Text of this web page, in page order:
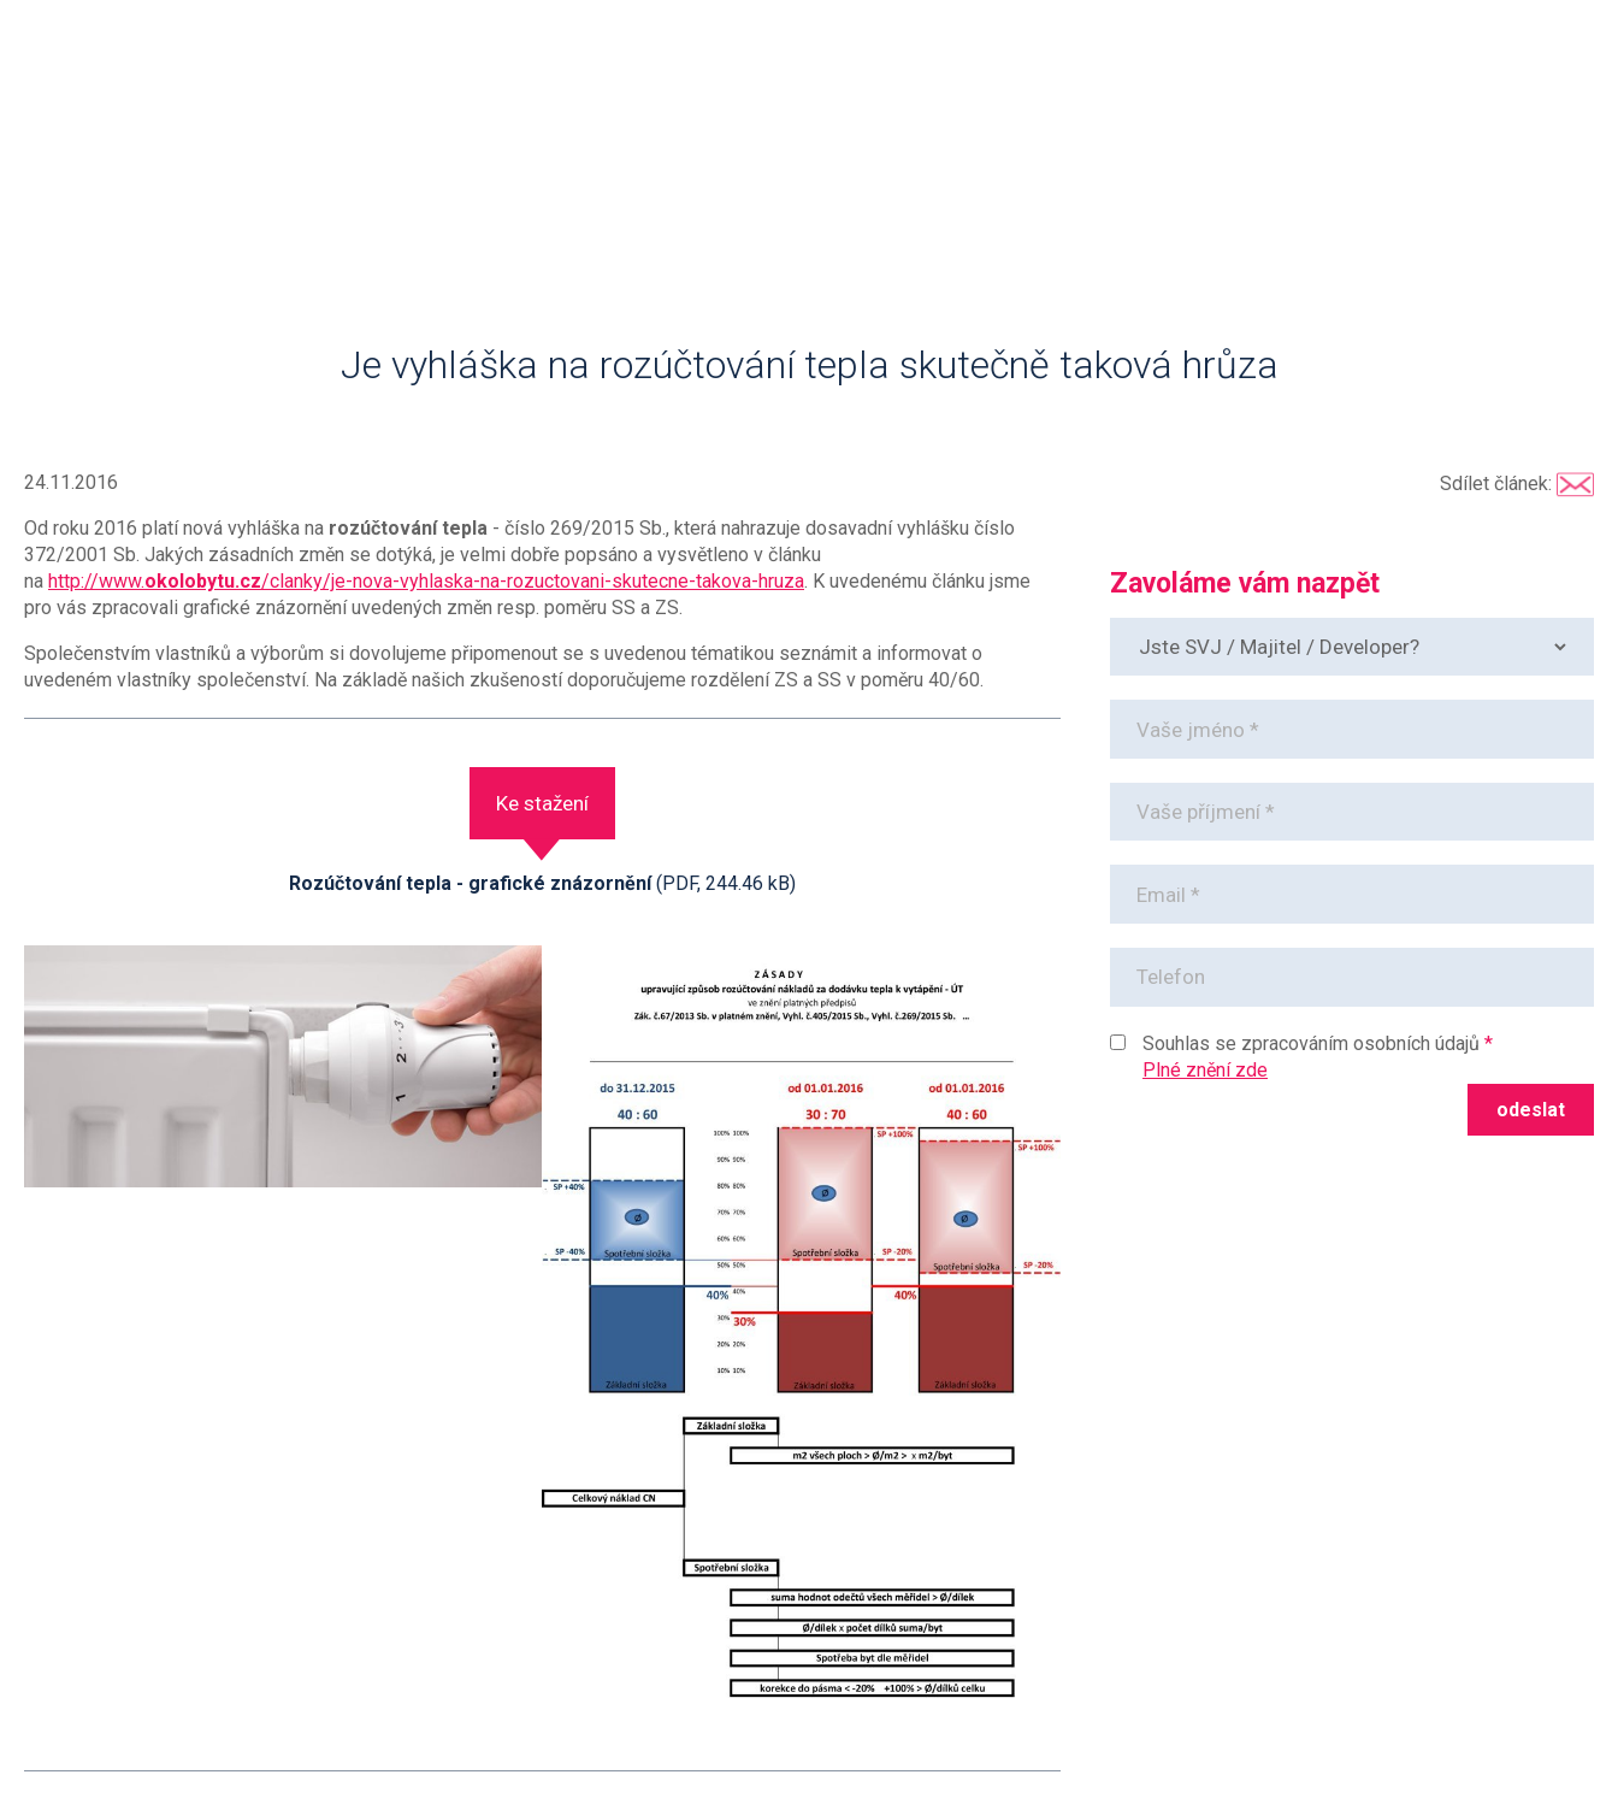
Je vyhláška na rozúčtování tepla skutečně taková hrůza
24.11.2016
Od roku 2016 platí nová vyhláška na rozúčtování tepla - číslo 269/2015 Sb., která nahrazuje dosavadní vyhlášku číslo
372/2001 Sb. Jakých zásadních změn se dotýká, je velmi dobře popsáno a vysvětleno v článku
na http://www.okolobytu.cz/clanky/je-nova-vyhlaska-na-rozuctovani-skutecne-takova-hruza . K uvedenému článku jsme
pro vás zpracovali grafické znázornění uvedených změn resp. poměru SS a ZS.
Společenstvím vlastníků a výborům si dovolujeme připomenout se s uvedenou tématikou seznámit a informovat o
uvedeném vlastníky společenství. Na základě našich zkušeností doporučujeme rozdělení ZS a SS v poměru 40/60.
Ke stažení
Rozúčtování tepla - grafické znázornění(PDF, 244.46 kB)
Sdílet článek:
Zavoláme vám nazpět
Souhlas se zpracováním osobních údajů
Plné znění zde